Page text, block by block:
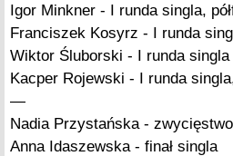
Igor Minkner - I runda singla,
Franciszek Kosyrz - I runda
Wiktor Śluborski - I runda singla
Kacper Rojewski - I runda
—
Nadia Przystańska -
Anna Idaszewska - finał singla